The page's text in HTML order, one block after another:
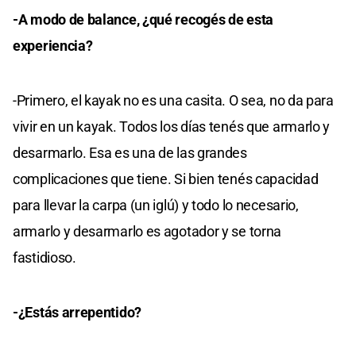
-A modo de balance, ¿qué recogés de esta
experiencia?
-Primero, el kayak no es una casita. O sea, no da para
vivir en un kayak. Todos los días tenés que armarlo y
desarmarlo. Esa es una de las grandes
complicaciones que tiene. Si bien tenés capacidad
para llevar la carpa (un iglú) y todo lo necesario,
armarlo y desarmarlo es agotador y se torna
fastidioso.
-¿Estás arrepentido?